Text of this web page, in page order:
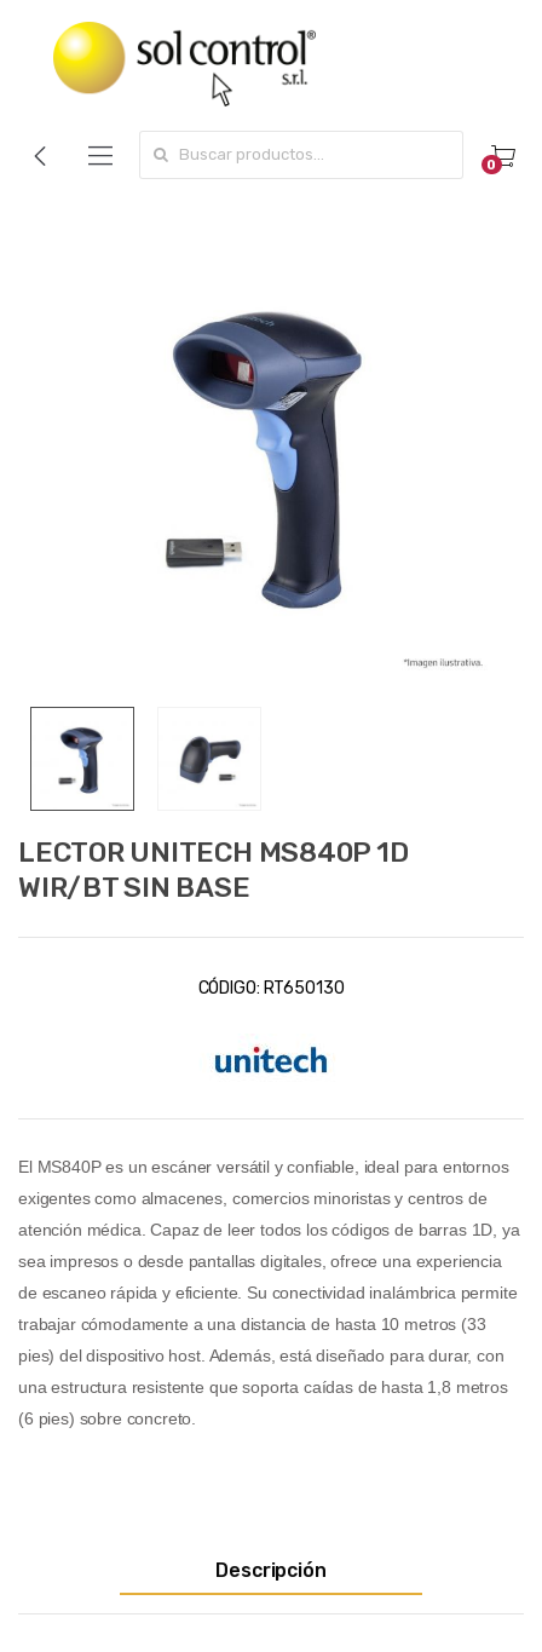
0
LECTOR UNITECH MS840P 1D
WIR/BT SIN BASE
CÓDIGO: RT650130
El MS840P es un escáner versátil y confiable, ideal para entornos
exigentes como almacenes, comercios minoristas y centros de
atención médica. Capaz de leer todos los códigos de barras 1D, ya
sea impresos o desde pantallas digitales, ofrece una experiencia
de escaneo rápida y eficiente. Su conectividad inalámbrica permite
trabajar cómodamente a una distancia de hasta 10 metros (33
pies) del dispositivo host. Además, está diseñado para durar, con
una estructura resistente que soporta caídas de hasta 1,8 metros
(6 pies) sobre concreto.
Descripción